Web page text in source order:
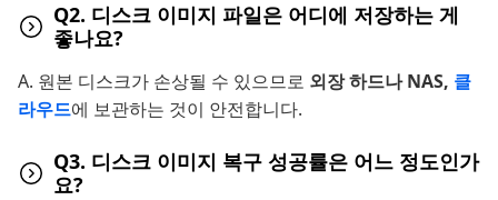
Q2. 디스크 이미지 파일은 어디에 저장하는 게
좋나요?
A. 원본 디스크가 손상될 수 있으므로 외장 하드나 NAS, 클
라우드에 보관하는 것이 안전합니다.
Q3. 디스크 이미지 복구 성공률은 어느 정도인가
요?